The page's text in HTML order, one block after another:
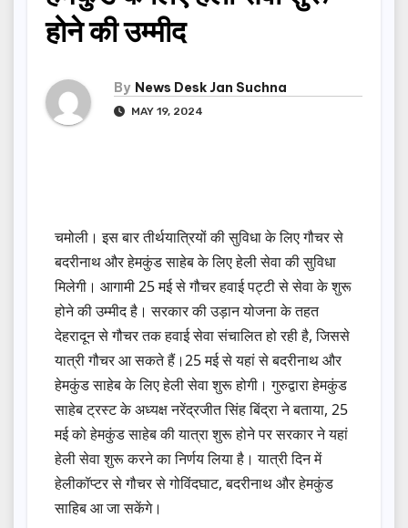
होने की उम्मीद
By News Desk Jan Suchna
MAY 19, 2024
चमोली। इस बार तीर्थयात्रियों की सुविधा के लिए गौचर से
बदरीनाथ और हेमकुंड साहेब के लिए हेली सेवा की सुविधा
मिलेगी। आगामी 25 मई से गौचर हवाई पट्टी से सेवा के शुरू
होने की उम्मीद है। सरकार की उड़ान योजना के तहत
देहरादून से गौचर तक हवाई सेवा संचालित हो रही है, जिससे
यात्री गौचर आ सकते हैं।25 मई से यहां से बदरीनाथ और
हेमकुंड साहेब के लिए हेली सेवा शुरू होगी। गुरुद्वारा हेमकुंड
साहेब ट्रस्ट के अध्यक्ष नरेंद्रजीत सिंह बिंद्रा ने बताया, 25
मई को हेमकुंड साहेब की यात्रा शुरू होने पर सरकार ने यहां
हेली सेवा शुरू करने का निर्णय लिया है। यात्री दिन में
हेलीकॉप्टर से गौचर से गोविंदघाट, बदरीनाथ और हेमकुंड
साहिब आ जा सकेंगे।